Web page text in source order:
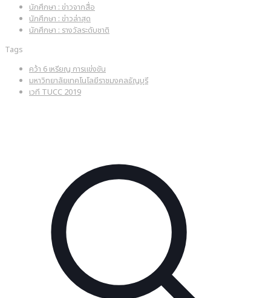
นักศึกษา : ข่าวจากสื่อ
นักศึกษา : ข่าวล่าสุด
นักศึกษา : รางวัลระดับชาติ
Tags
คว้า 6 เหรียญ การแข่งขัน
มหาวิทยาลัยเทคโนโลยีราชมงคลธัญบุรี
เวที TUCC 2019